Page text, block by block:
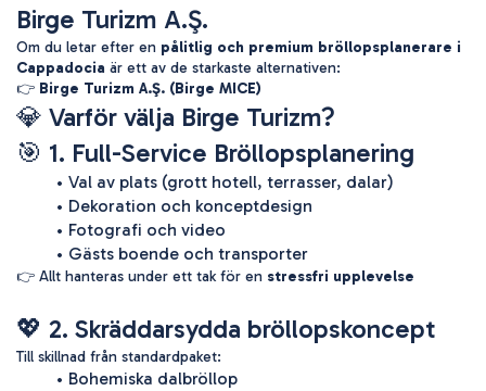
Birge Turizm A.Ş.
Om du letar efter en pålitlig och premium bröllopsplanerare i
Cappadocia är ett av de starkaste alternativen:
👉 Birge Turizm A.Ş. (Birge MICE)
💎 Varför välja Birge Turizm?
🎯 1. Full-Service Bröllopsplanering
Val av plats (grott hotell, terrasser, dalar)
Dekoration och konceptdesign
Fotografi och video
Gästs boende och transporter
👉 Allt hanteras under ett tak för en stressfri upplevelse
💖 2. Skräddarsydda bröllopskoncept
Till skillnad från standardpaket:
Bohemiska dalbröllop